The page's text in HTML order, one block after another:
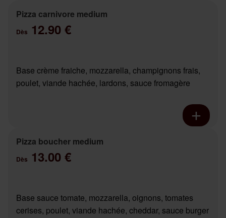
Pizza carnivore medium
Dès 12.90 €
Base crème fraiche, mozzarella, champignons frais,
poulet, viande hachée, lardons, sauce fromagère
Pizza boucher medium
Dès 13.00 €
Base sauce tomate, mozzarella, oignons, tomates
cerises, poulet, viande hachée, cheddar, sauce burger